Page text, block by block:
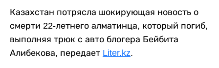
Казахстан потрясла шокирующая новость о
смерти 22-летнего алматинца, который погиб,
выполняя трюк с авто блогера Бейбита
Алибекова, передает Liter.kz.